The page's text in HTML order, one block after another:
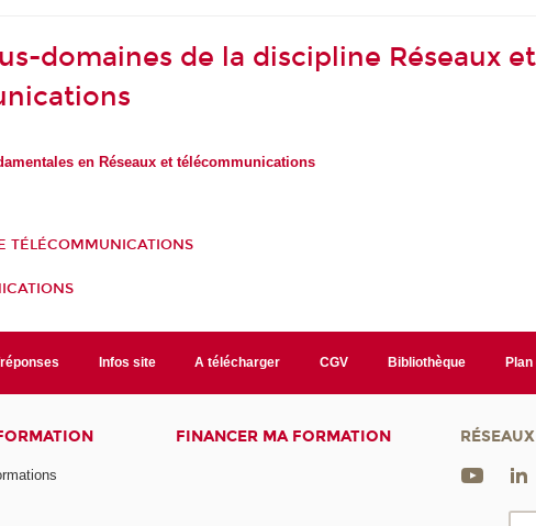
domaines de la discipline Réseaux et
en Réseaux et télécommunications
TÉLÉCOMMUNICATIONS
Infos site A télécharger CGV Bibliothèque Plan
FINANCER MA FORMATION